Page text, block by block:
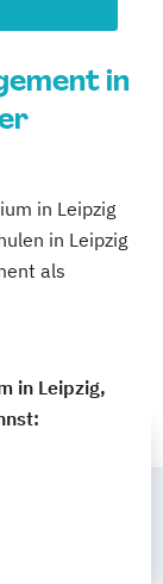
in
in Leipzig
in Leipzig
als
in Leipzig,